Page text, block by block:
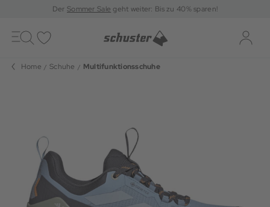
DerSommer Sale geht weiter: Bis zu 40% sparen!
Toggle
navigation
Home Schuhe Multifunktionsschuhe